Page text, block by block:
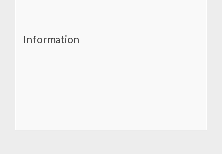
Information